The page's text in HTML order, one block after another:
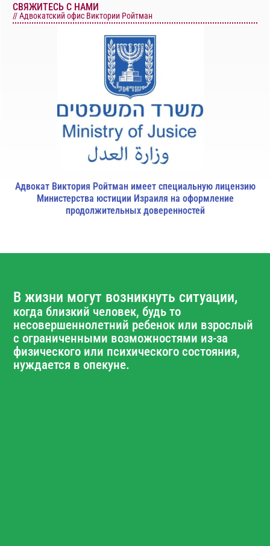
СВЯЖИТЕСЬ С НАМИ
// Адвокатский офис Виктории Ройтман
Адвокат Виктория Ройтман имеет специальную лицензию
Министерства юстиции Израиля на оформление
продолжительных доверенностей
В жизни могут возникнуть ситуации,
когда близкий человек, будь то
несовершеннолетний ребенок или взрослый
с ограниченными возможностями из-за
физического или психического состояния,
нуждается в опекуне.